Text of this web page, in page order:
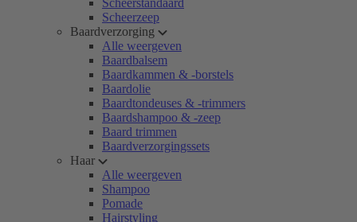
Scheerstandaard
Scheerzeep
Baardverzorging
Alle weergeven
Baardbalsem
Baardkammen & -borstels
Baardolie
Baardtondeuses & -trimmers
Baardshampoo & -zeep
Baard trimmen
Baardverzorgingssets
Haar
Alle weergeven
Shampoo
Pomade
Hairstyling